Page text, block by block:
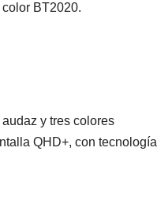
BT2020.
y tres colores
QHD+, con tecnología